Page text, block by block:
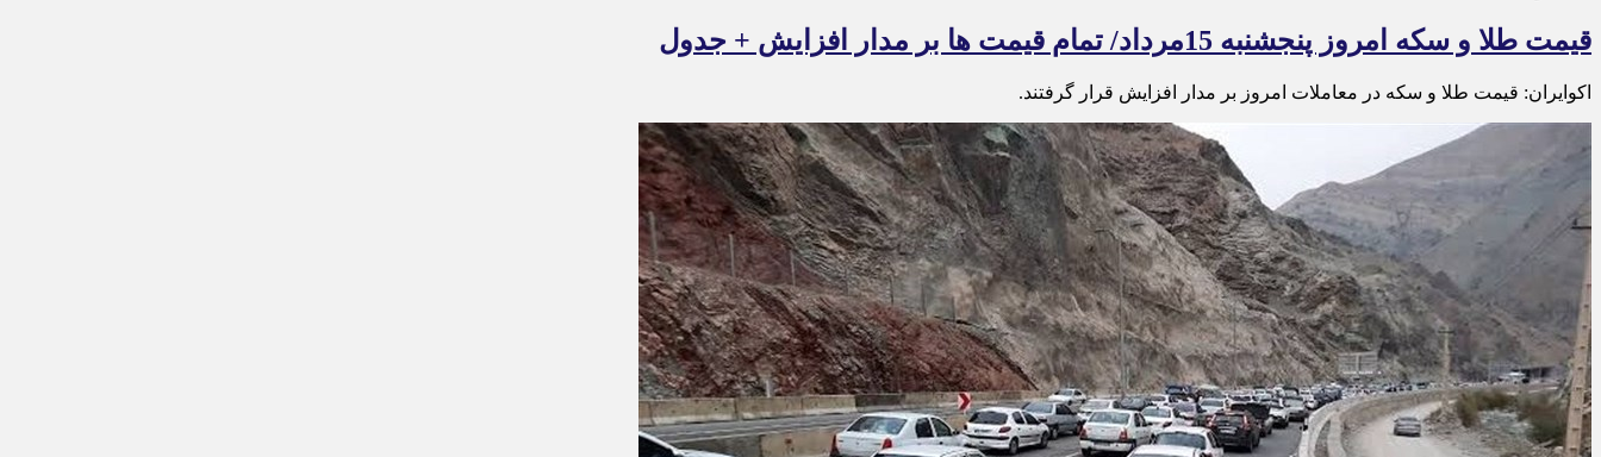
قیمت طلا و سکه امروز پنجشنبه 15مرداد/ تمام قیمت ها بر مدار افزایش + جدول
اکوایران: قیمت طلا و سکه در معاملات امروز بر مدار افزایش قرار گرفتند.